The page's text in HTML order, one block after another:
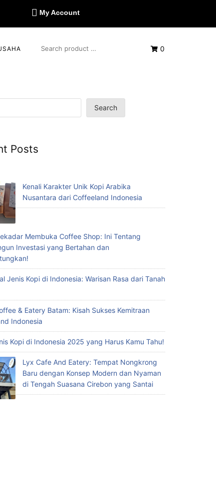
My Account
0
Search
Posts
Kenali Karakter Unik Kopi Arabika
Nusantara dari Coffeeland Indonesia
Membuka Coffee Shop: Ini Tentang
Investasi yang Bertahan dan
Jenis Kopi di Indonesia: Warisan Rasa dari Tanah
& Eatery Batam: Kisah Sukses Kemitraan
Indonesia
Kopi di Indonesia 2025 yang Harus Kamu Tahu!
Lyx Cafe And Eatery: Tempat Nongkrong
Baru dengan Konsep Modern dan Nyaman
di Tengah Suasana Cirebon yang Santai